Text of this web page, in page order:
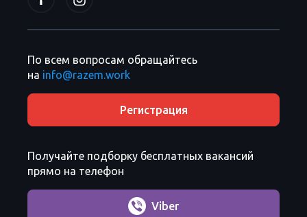
По всем вопросам обращайтесь
на info@razem.work
Регистрация
Получайте подборку бесплатных вакансий
прямо на телефон
Viber